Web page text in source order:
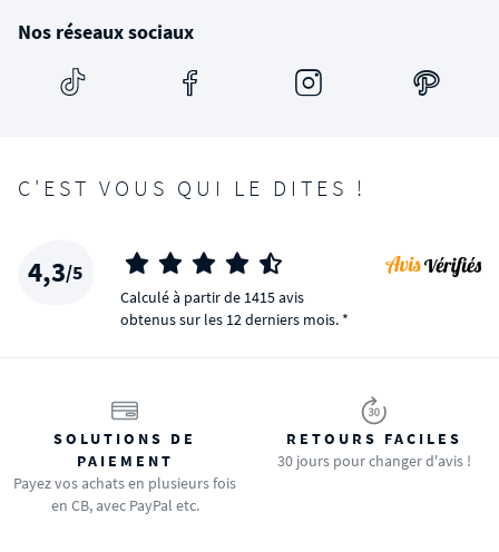
Nos réseaux sociaux
C'EST VOUS QUI LE DITES !
4,3/5
Calculé à partir de 1415 avis
obtenus sur les 12 derniers mois. *
SOLUTIONS DE
PAIEMENT
Payez vos achats en plusieurs fois
en CB, avec PayPal etc.
RETOURS FACILES
30 jours pour changer d'avis !